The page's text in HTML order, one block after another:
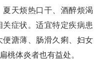
天烦热口干、酒醉烦渴
症状。适宜特定疾病患
溏薄、肠滑久痢、妇女
桃体炎者也有益处。